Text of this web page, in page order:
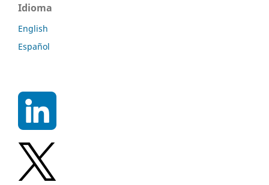
Idioma
English
Español